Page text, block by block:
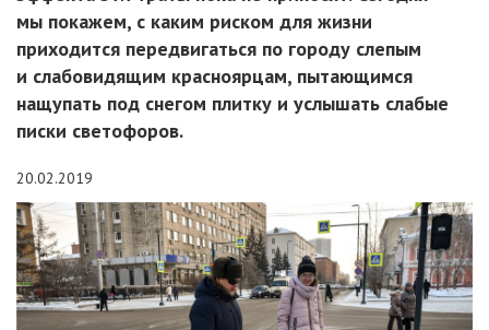
мы покажем, с каким риском для жизни
приходится передвигаться по городу слепым
и слабовидящим красноярцам, пытающимся
нащупать под снегом плитку и услышать слабые
писки светофоров.
20.02.2019